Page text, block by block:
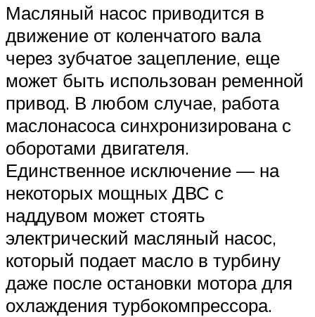
Масляный насос приводится в
движение от коленчатого вала
через зубчатое зацепление, еще
может быть использован ременной
привод. В любом случае, работа
маслонасоса синхронизирована с
оборотами двигателя.
Единственное исключение — на
некоторых мощных ДВС с
наддувом может стоять
электрический масляный насос,
который подает масло в турбину
даже после остановки мотора для
охлаждения турбокомпрессора.